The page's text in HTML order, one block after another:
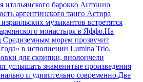
итальянского барокко Антонио
аргентинского танго Астора
музыкантов встретятся
монастыря в Яффо.На
Средиземным морем прозвучит
в исполнении Lumina Trio.
для скрипки, виолончели
услышать знаменитые произведения
и удивительно современно.Две